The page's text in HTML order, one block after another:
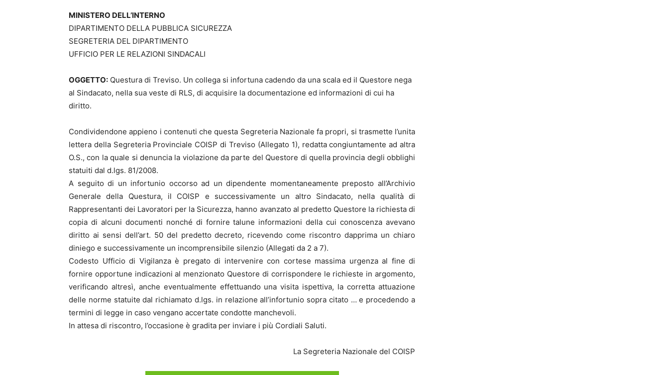
MINISTERO DELL’INTERNO
DIPARTIMENTO DELLA PUBBLICA SICUREZZA
SEGRETERIA DEL DIPARTIMENTO
UFFICIO PER LE RELAZIONI SINDACALI
OGGETTO: Questura di Treviso. Un collega si infortuna cadendo da una scala ed il Questore nega
al Sindacato, nella sua veste di RLS, di acquisire la documentazione ed informazioni di cui ha
diritto.
Condividendone appieno i contenuti che questa Segreteria Nazionale fa propri, si trasmette l’unita
lettera della Segreteria Provinciale COISP di Treviso (Allegato 1), redatta congiuntamente ad altra
O.S., con la quale si denuncia la violazione da parte del Questore di quella provincia degli obblighi
statuiti dal d.lgs. 81/2008.
A seguito di un infortunio occorso ad un dipendente momentaneamente preposto all’Archivio
Generale della Questura, il COISP e successivamente un altro Sindacato, nella qualità di
Rappresentanti dei Lavoratori per la Sicurezza, hanno avanzato al predetto Questore la richiesta di
copia di alcuni documenti nonché di fornire talune informazioni della cui conoscenza avevano
diritto ai sensi dell’art. 50 del predetto decreto, ricevendo come riscontro dapprima un chiaro
diniego e successivamente un incomprensibile silenzio (Allegati da 2 a 7).
Codesto Ufficio di Vigilanza è pregato di intervenire con cortese massima urgenza al fine di
fornire opportune indicazioni al menzionato Questore di corrispondere le richieste in argomento,
verificando altresì, anche eventualmente effettuando una visita ispettiva, la corretta attuazione
delle norme statuite dal richiamato d.lgs. in relazione all’infortunio sopra citato … e procedendo a
termini di legge in caso vengano accertate condotte manchevoli.
In attesa di riscontro, l’occasione è gradita per inviare i più Cordiali Saluti.
La Segreteria Nazionale del COISP